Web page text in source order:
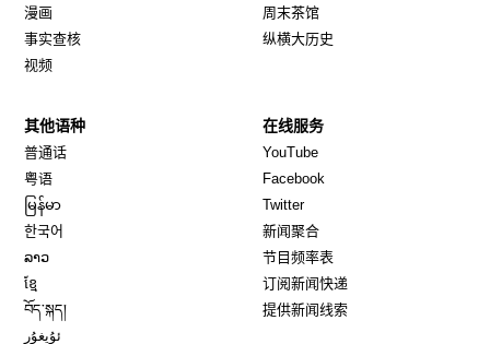
漫画
事实查核
视频
周末茶馆
纵横大历史
其他语种
普通话
粤语
မြန်မာ
한국어
ລາວ
ខ្មែ
བོད་སྐད།
ئۇيغۇر
在线服务
YouTube
Facebook
TwitterOpens in new window
新闻聚合
节目频率表
订阅新闻快递
提供新闻线索